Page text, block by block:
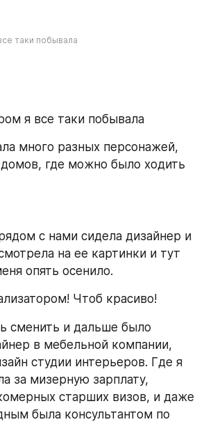
таки побывала
я все таки побывала
много разных персонажей,
где можно было ходить
с нами сидела дизайнер и
на ее картинки и тут
опять осенило.
Чтоб красиво!
сменить и дальше было
в мебельной компании,
студии интерьеров. Где я
за мизерную зарплату,
старших визов, и даже
была консультантом по